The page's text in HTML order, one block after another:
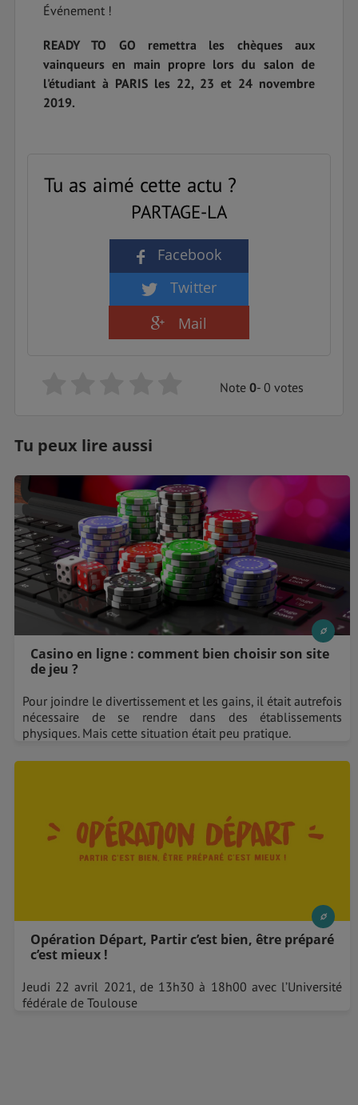
Événement !
READY TO GO remettra les chèques aux
vainqueurs en main propre lors du salon de
l'étudiant à PARIS les 22, 23 et 24 novembre
2019.
Tu as aimé cette actu ?
PARTAGE-LA
Facebook
Twitter
Mail
Note 0- 0 votes
Tu peux lire aussi
Casino en ligne : comment bien choisir son site
de jeu ?
Pour joindre le divertissement et les gains, il était autrefois
nécessaire de se rendre dans des établissements
physiques. Mais cette situation était peu pratique.
Opération Départ, Partir c’est bien, être préparé
c’est mieux !
Jeudi 22 avril 2021, de 13h30 à 18h00 avec l’Université
fédérale de Toulouse